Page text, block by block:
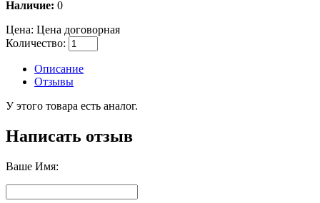
Наличие: 0
Цена: Цена договорная
Количество:
Описание
Отзывы
У этого товара есть аналог.
Написать отзыв
Ваше Имя: